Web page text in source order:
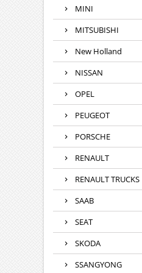
MINI
MITSUBISHI
New Holland
NISSAN
OPEL
PEUGEOT
PORSCHE
RENAULT
RENAULT TRUCKS
SAAB
SEAT
SKODA
SSANGYONG